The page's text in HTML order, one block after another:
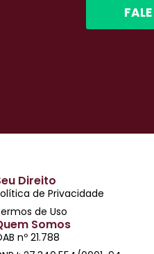
Direito
de Privacidade
de Uso
Somos
nº 21.788